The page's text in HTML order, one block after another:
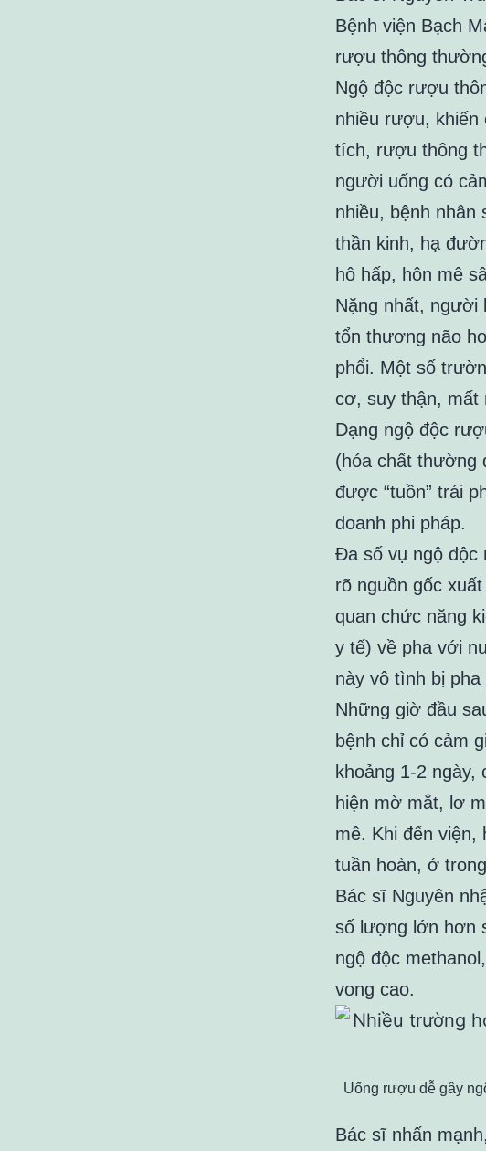
Bệnh viện Bạch
rượu thông
Ngộ độc rượu
nhiều rượu,
tích, rượu thông
người uống có
nhiều, bệnh nhân
thần kinh, hạ
hô hấp, hôn mê
Nặng nhất, người
tổn thương não
phổi. Một số
cơ, suy thận, mất
Dạng ngộ độc
(hóa chất thường
được “tuồn” trái
doanh phi pháp.
Đa số vụ ngộ độc
rõ nguồn gốc
quan chức năng
y tế) về pha với
này vô tình bị pha
Những giờ đầu
bệnh chỉ có cảm
khoảng 1-2 ngày,
hiện mờ mắt, lơ
mê. Khi đến
tuần hoàn, ở
Bác sĩ Nguyên
số lượng lớn hơn
ngộ độc
vong cao.
Uống rượu dễ gây
Bác sĩ nhấn